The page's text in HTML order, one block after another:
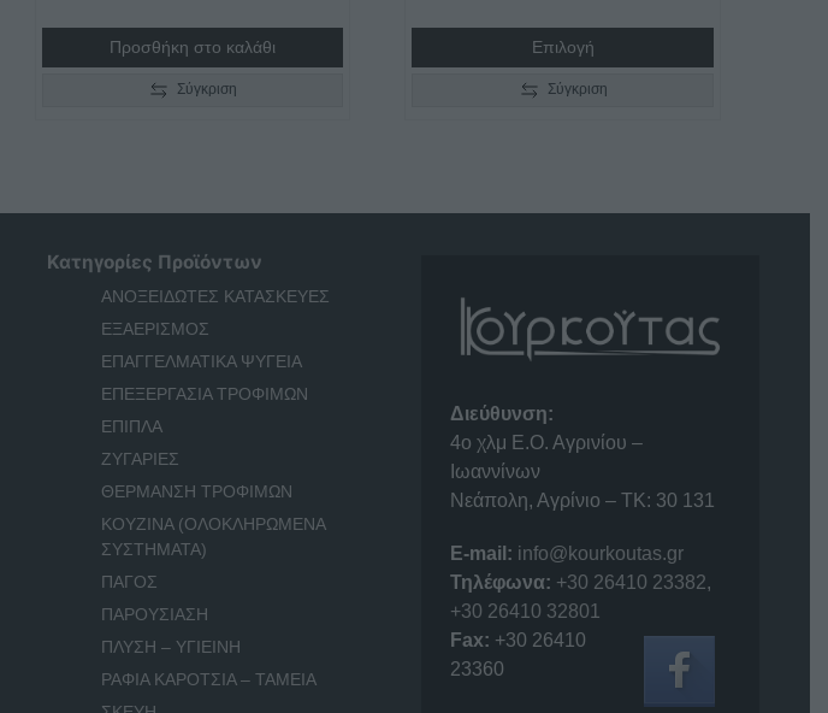
Προσθήκη στο καλάθι
Σύγκριση
Επιλογή
Σύγκριση
Κατηγορίες Προϊόντων
ΑΝΟΞΕΙΔΩΤΕΣ ΚΑΤΑΣΚΕΥΕΣ
ΕΞΑΕΡΙΣΜΟΣ
ΕΠΑΓΓΕΛΜΑΤΙΚΑ ΨΥΓΕΙΑ
ΕΠΕΞΕΡΓΑΣΙΑ ΤΡΟΦΙΜΩΝ
ΕΠΙΠΛΑ
ΖΥΓΑΡΙΕΣ
ΘΕΡΜΑΝΣΗ ΤΡΟΦΙΜΩΝ
ΚΟΥΖΙΝΑ (ΟΛΟΚΛΗΡΩΜΕΝΑ
ΣΥΣΤΗΜΑΤΑ)
ΠΑΓΟΣ
ΠΑΡΟΥΣΙΑΣΗ
ΠΛΥΣΗ – ΥΓΙΕΙΝΗ
ΡΑΦΙΑ ΚΑΡΟΤΣΙΑ – ΤΑΜΕΙΑ
Διεύθυνση:
4o χλμ Ε.Ο. Αγρινίου –
Ιωαννίνων
Νεάπολη, Αγρίνιο – ΤΚ: 30 131
E-mail: info@kourkoutas.gr
Τηλέφωνα: +30 26410 23382,
+30 26410 32801
Fax: +30 26410
23360